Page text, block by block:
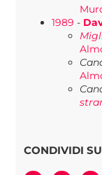
1989 -
CONDIVIDI